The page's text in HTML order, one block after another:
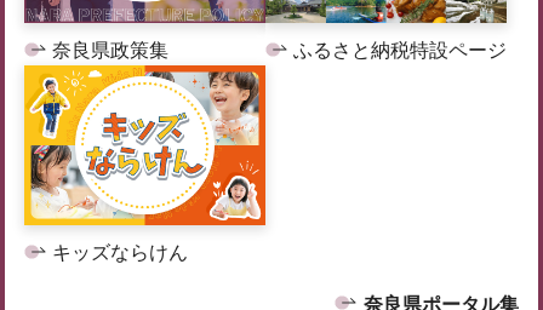
奈良県政策集 ふるさと納税特設ページ
キッズならけん
奈良県ポータル集